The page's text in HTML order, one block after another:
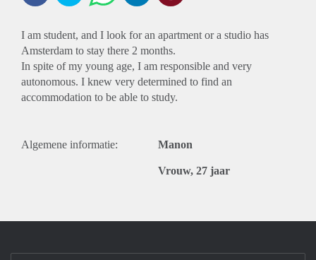
I am student, and I look for an apartment or a studio has
Amsterdam to stay there 2 months.
In spite of my young age, I am responsible and very
autonomous. I knew very determined to find an
accommodation to be able to study.
Algemene informatie: Manon
Vrouw, 27 jaar